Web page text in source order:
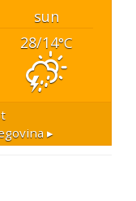
sun
28/14°C
▸